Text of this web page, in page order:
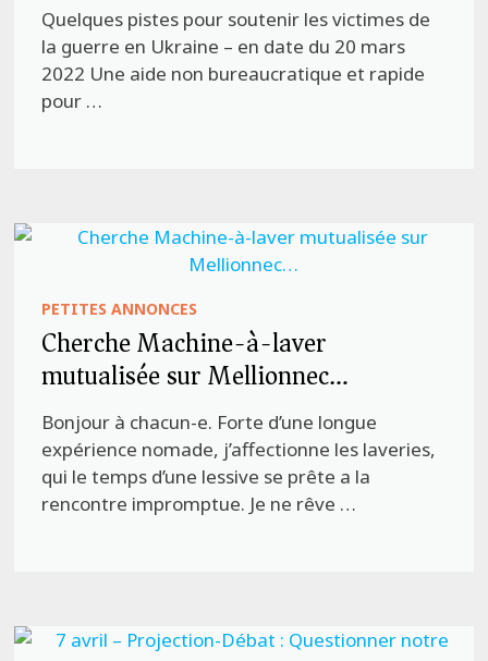
Quelques pistes pour soutenir les victimes de
la guerre en Ukraine – en date du 20 mars
2022 Une aide non bureaucratique et rapide
pour …
PETITES ANNONCES
Cherche Machine-à-laver
mutualisée sur Mellionnec…
Bonjour à chacun-e. Forte d’une longue
expérience nomade, j’affectionne les laveries,
qui le temps d’une lessive se prête a la
rencontre impromptue. Je ne rêve …